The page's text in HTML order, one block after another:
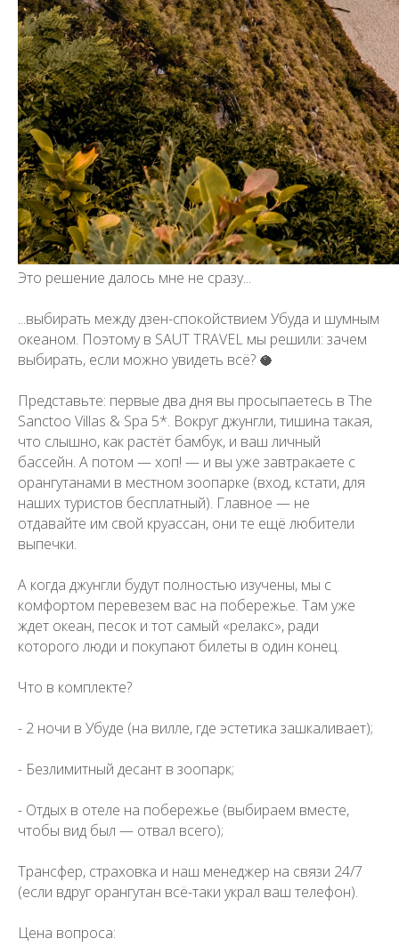
Это решение далось мне не сразу...
...выбирать между дзен-спокойствием Убуда и шумным
океаном. Поэтому в SAUT TRAVEL мы решили: зачем
выбирать, если можно увидеть всё? 🥥
Представьте: первые два дня вы просыпаетесь в The
Sanctoo Villas & Spa 5*. Вокруг джунгли, тишина такая,
что слышно, как растёт бамбук, и ваш личный
бассейн. А потом — хоп! — и вы уже завтракаете с
орангутанами в местном зоопарке (вход, кстати, для
наших туристов бесплатный). Главное — не
отдавайте им свой круассан, они те ещё любители
выпечки.
А когда джунгли будут полностью изучены, мы с
комфортом перевезем вас на побережье. Там уже
ждет океан, песок и тот самый «релакс», ради
которого люди и покупают билеты в один конец.
Что в комплекте?
- 2 ночи в Убуде (на вилле, где эстетика зашкаливает);
- Безлимитный десант в зоопарк;
- Отдых в отеле на побережье (выбираем вместе,
чтобы вид был — отвал всего);
Трансфер, страховка и наш менеджер на связи 24/7
(если вдруг орангутан всё-таки украл ваш телефон).
Цена вопроса: